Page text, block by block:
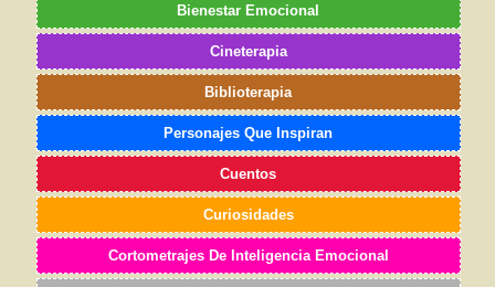
Bienestar Emocional
Cineterapia
Biblioterapia
Personajes Que Inspiran
Cuentos
Curiosidades
Cortometrajes De Inteligencia Emocional